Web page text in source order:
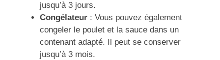
jusqu’à 3 jours.
Congélateur : Vous pouvez également
congeler le poulet et la sauce dans un
contenant adapté. Il peut se conserver
jusqu’à 3 mois.